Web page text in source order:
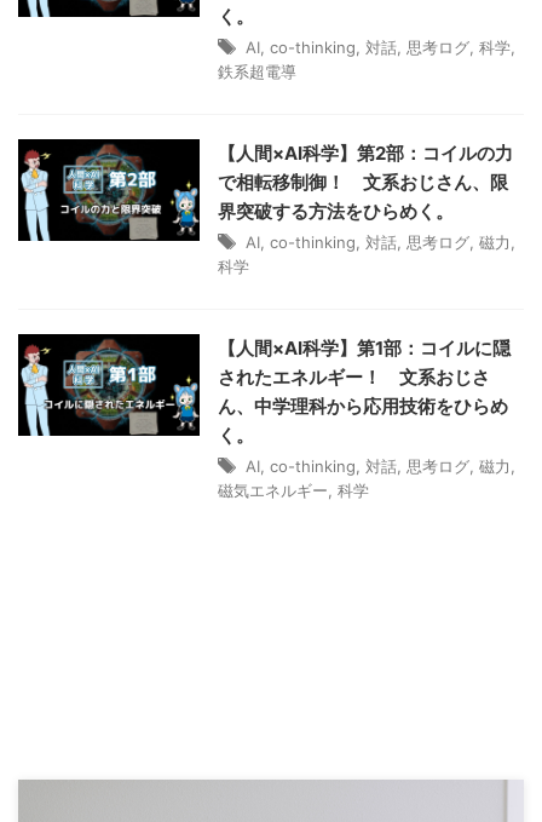
く。
AI co-thinking 対話 思考ログ 科学
鉄系超電導
【人間×AI科学】第2部：コイルの力
で相転移制御！ 文系おじさん、限
界突破する方法をひらめく。
AI co-thinking 対話 思考ログ 磁力
科学
【人間×AI科学】第1部：コイルに隠
されたエネルギー！ 文系おじさ
ん、中学理科から応用技術をひらめ
く。
AI co-thinking 対話 思考ログ 磁力
磁気エネルギー 科学